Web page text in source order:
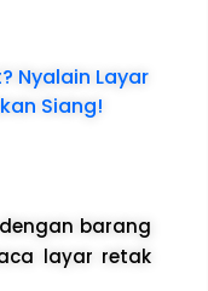
Nyalain Layar
Siang!
barang
layar retak